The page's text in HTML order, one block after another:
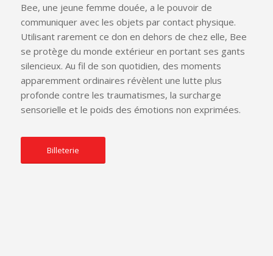
Bee, une jeune femme douée, a le pouvoir de
communiquer avec les objets par contact physique.
Utilisant rarement ce don en dehors de chez elle, Bee
se protège du monde extérieur en portant ses gants
silencieux. Au fil de son quotidien, des moments
apparemment ordinaires révèlent une lutte plus
profonde contre les traumatismes, la surcharge
sensorielle et le poids des émotions non exprimées.
Billeterie